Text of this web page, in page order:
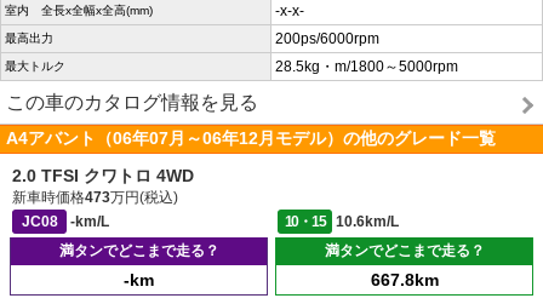
室内 全長x全幅x全高(mm) -x-x-
最高出力 200ps/6000rpm
最大トルク 28.5kg・m/1800～5000rpm
この車のカタログ情報を見る
A4アバント（06年07月～06年12月モデル）の他のグレード一覧
2.0 TFSI クワトロ 4WD
新車時価格473万円(税込)
JC08
-km/L 10・15
10.6km/L
満タンでどこまで走る？
-km
満タンでどこまで走る？
667.8km